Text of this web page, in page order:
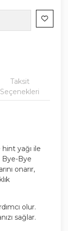
Taksit
Seçenekleri
yağı ile
Bye-Bye
onarır,
olur.
sağlar.